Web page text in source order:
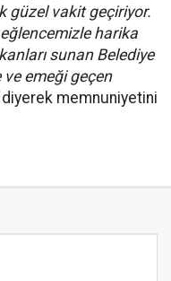
güzel vakit geçiriyor.
harika
sunan Belediye
ve emeği geçen
memnuniyetini